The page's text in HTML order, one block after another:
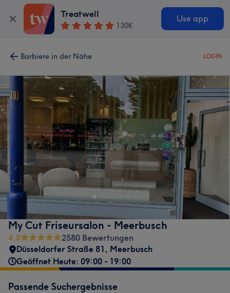
Treatwell
130K
Use app
Barbiere in der Nähe LOGIN
My Cut Friseursalon - Meerbusch
4,8
2580 Bewertungen
Düsseldorfer Straße 81, Meerbusch
Geöffnet Heute: 09:00 - 19:00
Passende Suchergebnisse